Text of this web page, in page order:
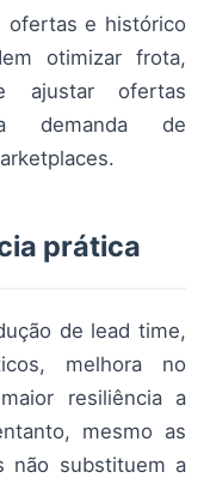
ofertas e histórico
otimizar frota,
ajustar ofertas
demanda de
prática
de lead time,
melhora no
resiliência a
mesmo as
não substituem a